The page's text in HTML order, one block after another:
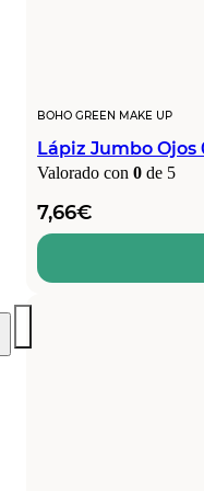
BOHO GREEN MAKE UP
Lápiz Jumbo Ojos
Valorado con 0 de 5
7,66€